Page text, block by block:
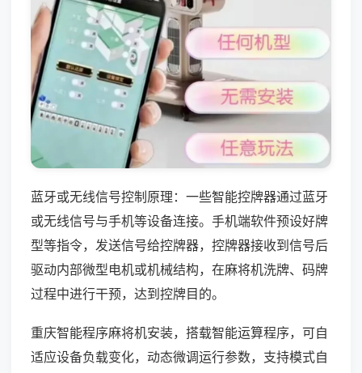
蓝牙或无线信号控制原理：一些智能控牌器通过蓝牙
或无线信号与手机等设备连接。手机端软件预设好牌
型等指令，发送信号给控牌器，控牌器接收到信号后
驱动内部微型电机或机械结构，在麻将机洗牌、码牌
过程中进行干预，达到控牌目的。
重庆智能程序麻将机安装，搭载智能运算程序，可自
适应设备负载变化，动态微调运行参数，支持模式自